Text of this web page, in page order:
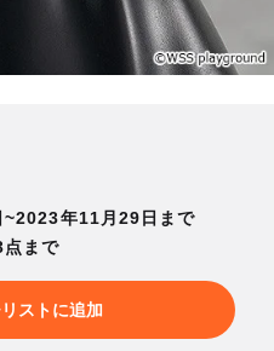
年11月29日まで
まで
ストに追加